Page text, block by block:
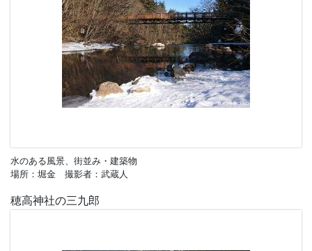
水のある風景、街並み・建築物
場所：堀金 撮影者：武蔵人
穂高神社の三九郎